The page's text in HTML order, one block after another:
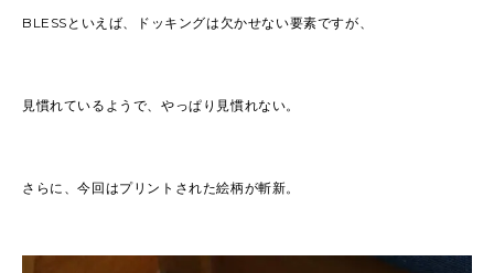
BLESSといえば、ドッキングは欠かせない要素ですが、
見慣れているようで、やっぱり見慣れない。
さらに、今回はプリントされた絵柄が斬新。